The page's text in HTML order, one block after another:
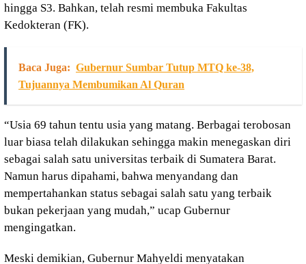
hingga S3. Bahkan, telah resmi membuka Fakultas
Kedokteran (FK).
Baca Juga: Gubernur Sumbar Tutup MTQ ke-38,
Tujuannya Membumikan Al Quran
“Usia 69 tahun tentu usia yang matang. Berbagai terobosan
luar biasa telah dilakukan sehingga makin menegaskan diri
sebagai salah satu universitas terbaik di Sumatera Barat.
Namun harus dipahami, bahwa menyandang dan
mempertahankan status sebagai salah satu yang terbaik
bukan pekerjaan yang mudah,” ucap Gubernur
mengingatkan.
Meski demikian, Gubernur Mahyeldi menyatakan